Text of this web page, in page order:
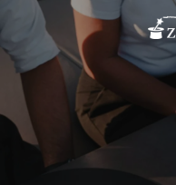
Zum
Hauptinhalt
springen